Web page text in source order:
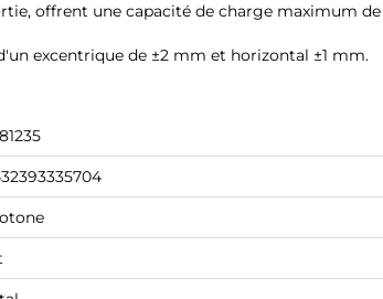
offrent une capacité de charge maximum de
excentrique de ±2 mm et horizontal ±1 mm.